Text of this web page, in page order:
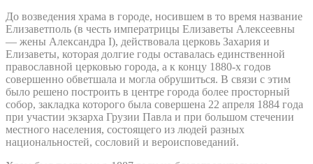
До возведения храма в городе, носившем в то время название
Елизаветполь (в честь императрицы Елизаветы Алексеевны
— жены Александра I), действовала церковь Захария и
Елизаветы, которая долгие годы оставалась единственной
православной церковью города, а к концу 1880-х годов
совершенно обветшала и могла обрушиться. В связи с этим
было решено построить в центре города более просторный
собор, закладка которого была совершена 22 апреля 1884 года
при участии экзарха Грузии Павла и при большом стечении
местного населения, состоящего из людей разных
национальностей, сословий и вероисповеданий.